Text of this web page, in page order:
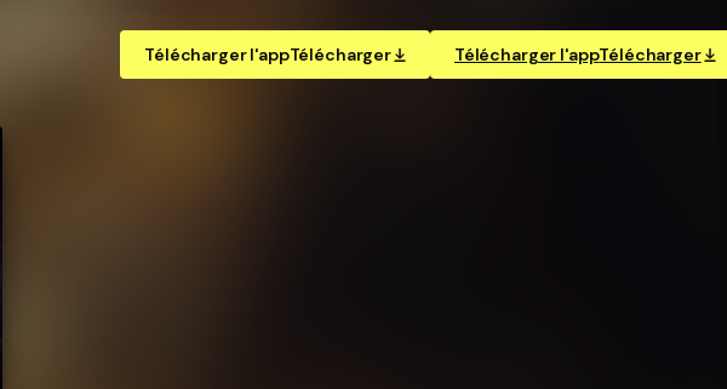
Télécharger l'appTélécharger Télécharger l'appTélécharger